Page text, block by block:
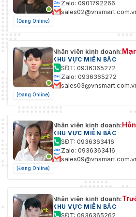
tương tác
Người
Kho FTP; SFTP; Thẻ
Phần mềm
quản lý
SmartPSS Lite;
Khách hàng
di động
iOS; Android
An ninh mạng
Mã hóa video;
Chứng nhận
(Đang Online)
Zalo: 0901792266
(Đang Online)
Nhân viên kinh doanh:
KHU VỰC MIỀN BẮC
SĐT: 0936365272
Zalo: 0936365272
(Đang Online)
Nhân viên kinh doanh:
KHU VỰC MIỀN BẮC
SĐT: 0936363416
Zalo: 0936363416
Nhân viên kinh doanh:
KHU VỰC MIỀN BẮC
SĐT: 0936365262